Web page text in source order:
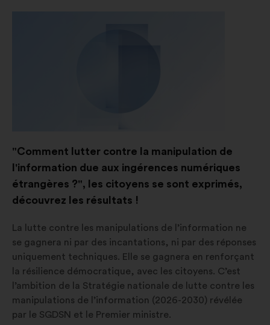
"Comment lutter contre la manipulation de
l'information due aux ingérences numériques
étrangères ?", les citoyens se sont exprimés,
découvrez les résultats !
La lutte contre les manipulations de l’information ne
se gagnera ni par des incantations, ni par des réponses
uniquement techniques. Elle se gagnera en renforçant
la résilience démocratique, avec les citoyens. C’est
l’ambition de la Stratégie nationale de lutte contre les
manipulations de l’information (2026-2030) révélée
par le SGDSN et le Premier ministre.